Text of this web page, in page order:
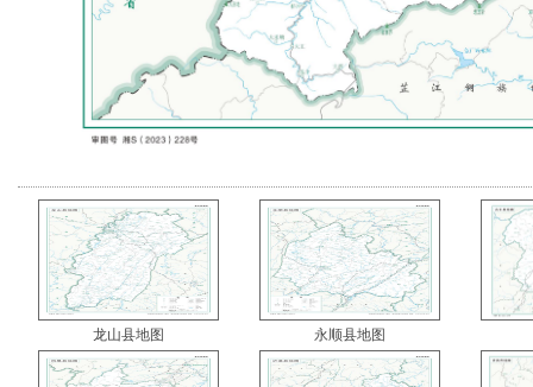
龙山县地图 永顺县地图